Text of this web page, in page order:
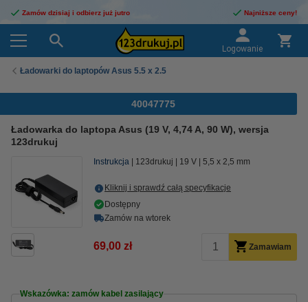
Zamów dzisiaj i odbierz już jutro Najniższe ceny!
Logowanie
Ładowarki do laptopów Asus 5.5 x 2.5
40047775
Ładowarka do laptopa Asus (19 V, 4,74 A, 90 W), wersja
123drukuj
Instrukcja 123drukuj 19 V 5,5 x 2,5 mm
Kliknij i sprawdź całą specyfikacje
Dostępny
Zamów na wtorek
69,00 zł Zamawiam
Wskazówka: zamów kabel zasilający